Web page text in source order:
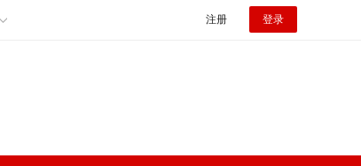
注册 登录